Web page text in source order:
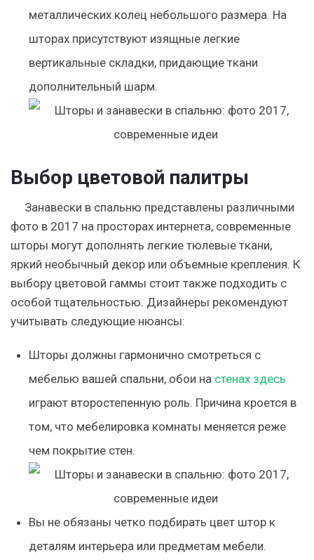
металлических колец небольшого размера. На
шторах присутствуют изящные легкие
вертикальные складки, придающие ткани
дополнительный шарм.
Выбор цветовой палитры
Занавески в спальню представлены различными
фото в 2017 на просторах интернета, современные
шторы могут дополнять легкие тюлевые ткани,
яркий необычный декор или объемные крепления. К
выбору цветовой гаммы стоит также подходить с
особой тщательностью. Дизайнеры рекомендуют
учитывать следующие нюансы:
Шторы должны гармонично смотреться с
мебелью вашей спальни, обои на стенах здесь
играют второстепенную роль. Причина кроется в
том, что мебелировка комнаты меняется реже
чем покрытие стен.
Вы не обязаны четко подбирать цвет штор к
деталям интерьера или предметам мебели.